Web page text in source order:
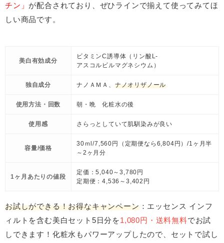
チン」 が配合されており、ぜひラインで揃えて使ってみてほ
しい商品です。
美白有効成分
ビタミンC誘導体（リン酸L-
アスコルビルマグネシウム）
独自成分 ナノＡＭＡ、 ナノオリザノール
使用方法・回数 朝・晩 化粧水の後
使用感 さらっとしていて肌馴染みが良い
容量/価格
30ｍl/7,560円（定期便なら6,804円）/1ヶ月半
～2ヶ月分
1ヶ月あたりの値段
定価：5,040～3,780円
定期便：4,536～3,402円
お試しができる！お得なキャンペーン：エッセンス インフ
ィルトを含む美白セット5日分を1,080円・送料無料でお試
しできます！化粧水もパワーアップしたので、セットで試し